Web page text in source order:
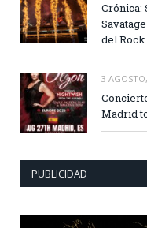
Crónica:
del
3
Madrid
PUBLICIDAD